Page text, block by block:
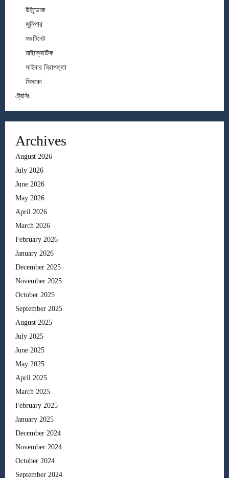
উইন্ডোজ
জুনিপার
ফরটিনেট
মাইক্রোটিক
সাইবার নিরাপত্তা
সিসকো
ট্রেনিং
Archives
August 2026
July 2026
June 2026
May 2026
April 2026
March 2026
February 2026
January 2026
December 2025
November 2025
October 2025
September 2025
August 2025
July 2025
June 2025
May 2025
April 2025
March 2025
February 2025
January 2025
December 2024
November 2024
October 2024
September 2024